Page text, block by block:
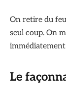
On retire du
seul coup. On
Le